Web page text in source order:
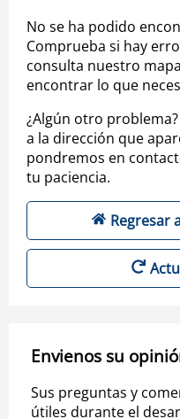
No se ha podido
Comprueba si hay
consulta nuestro
encontrar lo que
¿Algún otro
a la dirección que
pondremos en
tu paciencia.
Regresar
Envienos su
Sus preguntas y
útiles durante el